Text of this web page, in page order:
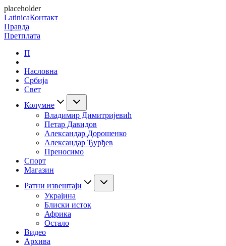
placeholder
LatinicaКонтакт
Правда
Претплата
П
Насловна
Србија
Свет
Колумне
Владимир Димитријевић
Петар Давидов
Александар Дорошенко
Александар Ђурђев
Преносимо
Спорт
Магазин
Ратни извештаји
Украјина
Блиски исток
Африка
Остало
Видео
Архива